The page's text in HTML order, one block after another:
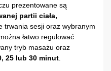
prezentowane są
partii ciała,
trwania sesji oraz wybranym
łatwo regulować
tryb masażu oraz
25 lub 30 minut